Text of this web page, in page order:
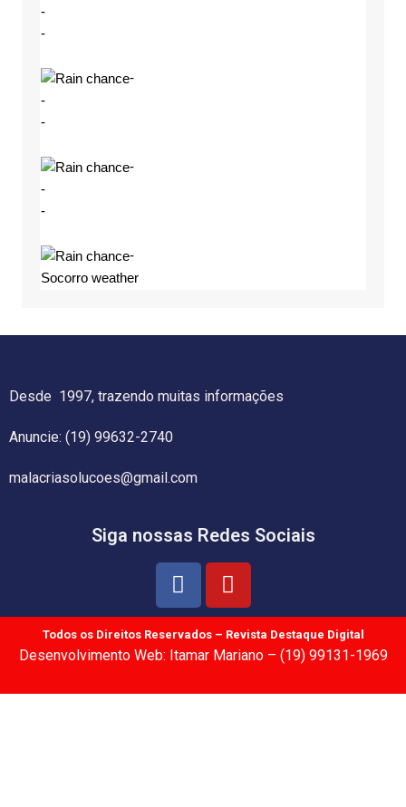
-
-
-
-
-
-
-
-
-
Socorro weather
Desde 1997, trazendo muitas informações
Anuncie: (19) 99632-2740
malacriasolucoes@gmail.com
Siga nossas Redes Sociais
Todos os Direitos Reservados – Revista Destaque Digital
Desenvolvimento Web: Itamar Mariano – (19) 99131-1969